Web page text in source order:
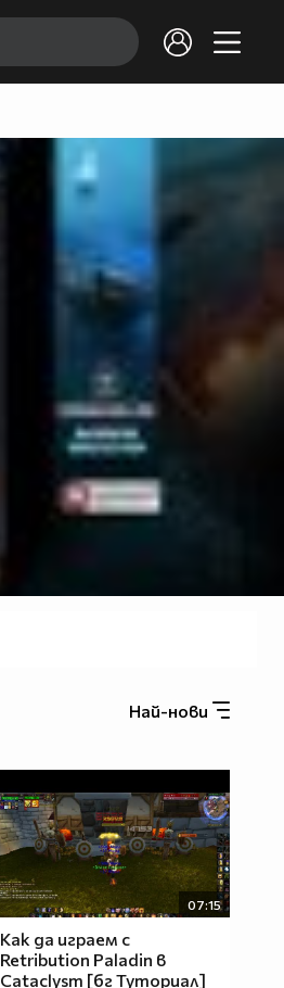
Най-нови
07:15
Как да играем с
Retribution Paladin в
Cataclysm [бг Туториал]